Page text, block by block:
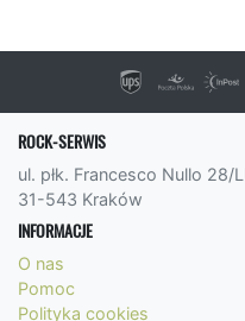
ROCK-SERWIS
ul. płk. Francesco Nullo 28/
31-543 Kraków
INFORMACJE
O nas
Pomoc
Polityka cookies